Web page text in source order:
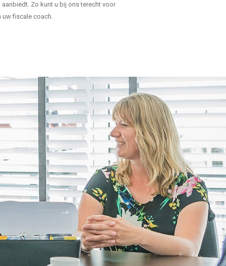
Zo kunt u bij ons terecht voor
uw fiscale coach.